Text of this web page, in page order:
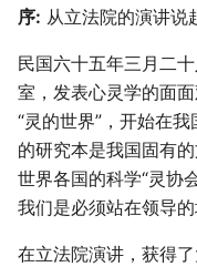
序: 从立法院的演讲说
民国六十五年三月二
室，发表心灵学的面
“灵的世界”，开始在
的研究本是我国固有
世界各国的科学“灵协
我们是必须站在领导的
在立法院演讲，获得